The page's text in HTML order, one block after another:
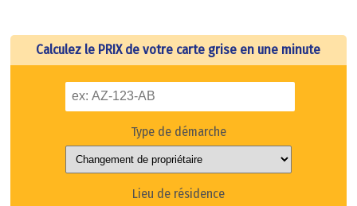
Calculez le PRIX de votre carte grise en une minute
Type de démarche
Lieu de résidence